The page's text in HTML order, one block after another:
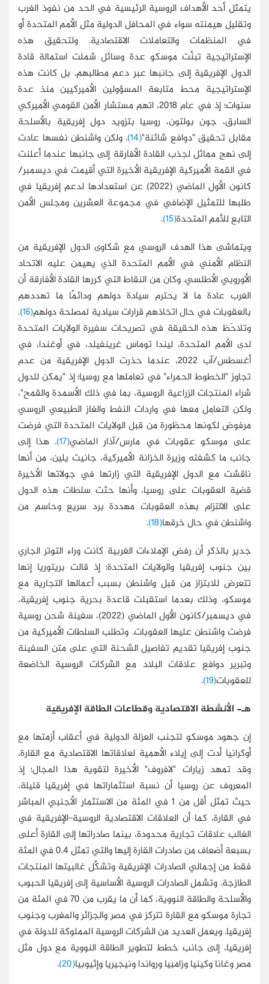
يتمثل أحد الأهداف الروسية الرئيسية في الحد من نفوذ الغرب
وتقليل هيمنته سواء في المحافل الدولية مثل الأمم المتحدة أو
في المنظمات والتعاملات الاقتصادية. ولتحقيق هذه
الإستراتيجية تبنَّت موسكو عدة وسائل شملت استمالة قادة
الدول الإفريقية إلى جانبها عبر دعم مطالبهم. بل كانت هذه
الإستراتيجية محط متابعة المسؤولين الأميركيين منذ عدة
سنوات؛ إذ في عام 2018، اتهم مستشار الأمن القومي الأميركي
السابق، جون بولتون، روسيا بتزويد دول إفريقية بالأسلحة
مقابل تحقيق "دوافع شائنة"(14)
. ولكن واشنطن نفسها عادت
إلى نهج مماثل لجذب القادة الأفارقة إلى جانبها عندما أعلنت
في القمة الأميركية الإفريقية الأخيرة التي أقيمت في ديسمبر/
كانون الأول الماضي (2022) عن استعدادها لدعم إفريقيا في
طلبها للتمثيل الإضافي في مجموعة العشرين ومجلس الأمن
التابع للأمم المتحدة(15)
.
ويتماشى هذا الهدف الروسي مع شكاوى الدول الإفريقية من
النظام الأمني في الأمم المتحدة الذي يهيمن عليه الاتحاد
الأوروبي الأطلسي. وكان من النقاط التي كررها القادة الأفارقة أن
الغرب عادة ما لا يحترم سيادة دولهم ودائمًا ما تهددهم
بالعقوبات في حال اتخاذهم قرارات سيادية لمصلحة دولهم(16)
.
وتلاحَظ هذه الحقيقة في تصريحات سفيرة الولايات المتحدة
لدى الأمم المتحدة، ليندا توماس غرينفيلد، في أوغندا، في
أغسطس/آب 2022، عندما حذرت الدول الإفريقية من عدم
تجاوز "الخطوط الحمراء" في تعاملها مع روسيا؛ إذ "يمكن للدول
شراء المنتجات الزراعية الروسية، بما في ذلك الأسمدة والقمح"،
ولكن التعامل معها في واردات النفط والغاز الطبيعي الروسي
مرفوض لكونها محظورة من قبل الولايات المتحدة التي فرضت
على موسكو عقوبات في مارس/آذار الماضي(17)
. هذا إلى
جانب ما كشفته وزيرة الخزانة الأميركية، جانيت يلين، من أنها
ناقشت مع الدول الإفريقية التي زارتها في جولاتها الأخيرة
قضية العقوبات على روسيا، وأنها حثت سلطات هذه الدول
على الالتزام بهذه العقوبات مهددة برد سريع وحاسم من
واشنطن في حال خرقها(18)
.
جدير بالذكر أن رفض الإملاءات الغربية كانت وراء التوتر الجاري
بين جنوب إفريقيا والولايات المتحدة؛ إذ قالت بريتوريا إنها
تتعرض للابتزاز من قبل واشنطن بسبب أعمالها التجارية مع
موسكو، وذلك بعدما استقبلت قاعدة بحرية جنوب إفريقية،
في ديسمبر/كانون الأول الماضي (2022)، سفينة شحن روسية
فرضت واشنطن عليها العقوبات. وتطلب السلطات الأميركية من
جنوب إفريقيا تقديم تفاصيل الشحنة التي على متن السفينة
وتبرير دوافع علاقات البلاد مع الشركات الروسية الخاضعة
للعقوبات(19)
.
هـ- الأنشطة الاقتصادية وقطاعات الطاقة الإفريقية
إن جهود موسكو لتجنب العزلة الدولية في أعقاب أزمتها مع
أوكرانيا أدت إلى إيلاء الأهمية لعلاقاتها الاقتصادية مع القارة،
وقد تمهد زيارات "لافروف" الأخيرة لتقوية هذا المجال؛ إذ
المعروف عن روسيا أن نسبة استثماراتها في إفريقيا قليلة،
حيث تمثل أقل من 1 في المئة من الاستثمار الأجنبي المباشر
في القارة، كما أن العلاقات الاقتصادية الروسية-الإفريقية في
الغالب علاقات تجارية محدودة، بينما صادراتها إلى القارة أعلى
بسبعة أضعاف من صادرات القارة إليها والتي تمثل 0.4 في المئة
فقط من إجمالي الصادرات الإفريقية وتشكِّل غالبيتها المنتجات
الطازجة. وتشمل الصادرات الروسية الأساسية إلى إفريقيا الحبوب
والأسلحة والطاقة النووية، كما أن ما يقرب من 70 في المئة من
تجارة موسكو مع القارة تتركز في مصر والجزائر والمغرب وجنوب
إفريقيا. ويعمل العديد من الشركات الروسية المملوكة للدولة في
إفريقيا، إلى جانب خطط لتطوير الطاقة النووية مع دول مثل
مصر وغانا وكينيا وزامبيا ورواندا ونيجيريا وإثيوبيا(20)
.